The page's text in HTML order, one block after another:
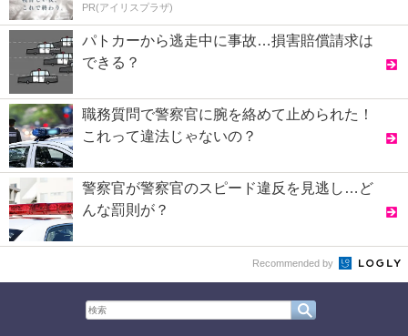
PR(アイリスプラザ)
パトカーから逃走中に事故…損害賠償請求は
できる？
職務質問で警察官に腕を絡めて止められた！
これって違法じゃないの？
警察官が警察官のスピード違反を見逃し…ど
んな罰則が？
Recommended by